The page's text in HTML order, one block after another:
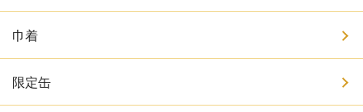
巾着
限定缶